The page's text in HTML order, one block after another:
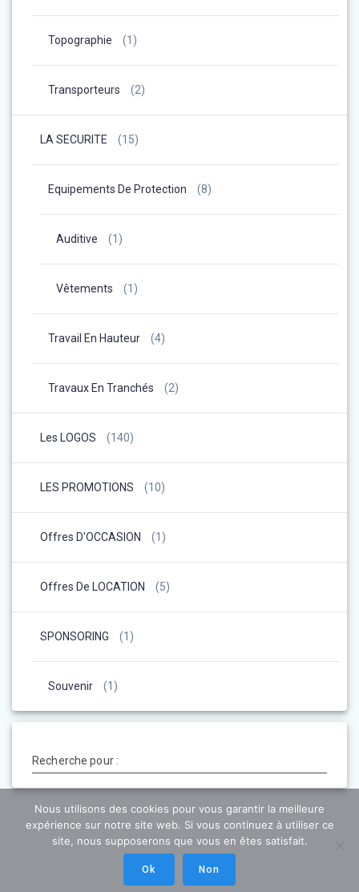
Topographie (1)
Transporteurs (2)
LA SECURITE (15)
Equipements De Protection (8)
Auditive (1)
Vêtements (1)
Travail En Hauteur (4)
Travaux En Tranchés (2)
Les LOGOS (140)
LES PROMOTIONS (10)
Offres D'OCCASION (1)
Offres De LOCATION (5)
SPONSORING (1)
Souvenir (1)
Recherche pour :
Nous utilisons des cookies pour vous garantir la meilleure
expérience sur notre site web. Si vous continuez à utiliser ce
site, nous supposerons que vous en êtes satisfait.
Ok Non